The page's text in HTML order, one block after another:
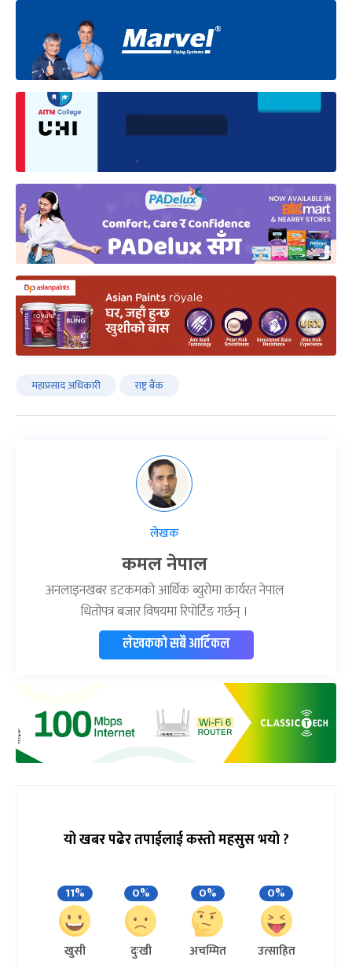
महाप्रसाद अधिकारी राष्ट्र बैंक
लेखक
कमल नेपाल
अनलाइनखबर डटकमको आर्थिक ब्युरोमा कार्यरत नेपाल
धितोपत्र बजार विषयमा रिपोर्टिङ गर्छन् ।
लेखकको सबै आर्टिकल
यो खबर पढेर तपाईलाई कस्तो महसुस भयो ?
11%
खुसी
0%
दुःखी
0%
अचम्मित
0%
उत्साहित